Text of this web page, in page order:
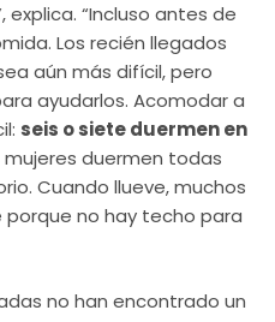
explica. “Incluso antes de
Los recién llegados
aún más difícil, pero
ayudarlos. Acomodar a
seis o siete duermen en
mujeres duermen todas
Cuando llueve, muchos
porque no hay techo para
no han encontrado un